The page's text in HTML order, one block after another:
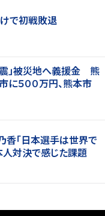
で初戦敗退
震」被災地へ義援金 熊
に５００万円、熊本市
香「日本選手は世界で
人対決で感じた課題